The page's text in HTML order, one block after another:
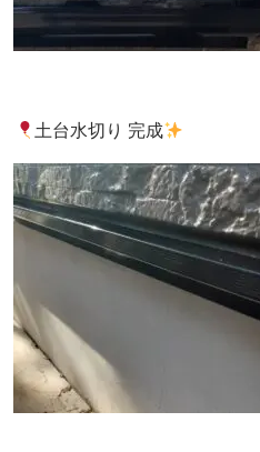
土台水切り 完成